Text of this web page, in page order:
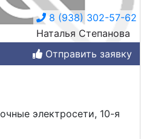
8 (938) 302-57-62
Наталья Степанова
Отправить заявку
электросети, 10-я